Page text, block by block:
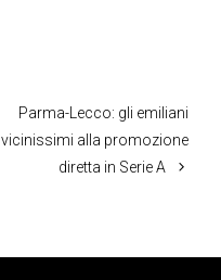
Parma-Lecco: gli emiliani
vicinissimi alla promozione
diretta in Serie A